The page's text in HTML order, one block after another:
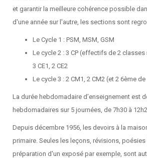
et garantir la meilleure cohérence possible
d'une année sur l'autre, les sections sont
Le Cycle 1 : PSM, MSM, GSM
Le cycle 2 : 3 CP (effectifs de 2
3 CE1, 2 CE2
Le cycle 3 : 2 CM1, 2 CM2 (et 2 6ème
La durée hebdomadaire d’enseignement est
hebdomadaires sur 5 journées, de 7h30 à
Depuis décembre 1956, les devoirs à la
primaire. Seules les leçons, révisions,
préparation d'un exposé par exemple, sont